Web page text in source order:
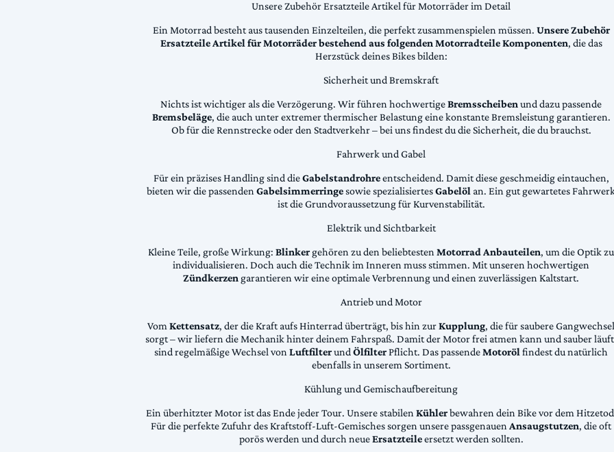
Unsere Zubehör Ersatzteile Artikel für Motorräder im Detail
Ein Motorrad besteht aus tausenden Einzelteilen, die perfekt zusammenspielen müssen. Unsere Zubehör
Ersatzteile Artikel für Motorräder bestehend aus folgenden Motorradteile Komponenten, die das
Herzstück deines Bikes bilden:
Sicherheit und Bremskraft
Nichts ist wichtiger als die Verzögerung. Wir führen hochwertigeBremsscheibenund dazu passende
Bremsbeläge, die auch unter extremer thermischer Belastung eine konstante Bremsleistung garantieren.
Ob für die Rennstrecke oder den Stadtverkehr – bei uns findest du die Sicherheit, die du brauchst.
Fahrwerk und Gabel
Für ein präzises Handling sind dieGabelstandrohreentscheidend. Damit diese geschmeidig eintauchen,
bieten wir die passendenGabelsimmerringesowie spezialisiertesGabelöl an. Ein gut gewartetes
ist die Grundvoraussetzung für Kurvenstabilität.
Elektrik und Sichtbarkeit
Kleine Teile, große Wirkung: Blinker gehören zu den beliebtestenMotorrad Anbauteilen, um die Optik zu
individualisieren. Doch auch die Technik im Inneren muss stimmen. Mit unseren hochwertigen
Zündkerzen garantieren wir eine optimale Verbrennung und einen zuverlässigen Kaltstart.
Antrieb und Motor
VomKettensatz, der die Kraft aufs Hinterrad überträgt, bis hin zurKupplung, die für saubere Gangwechsel
sorgt – wir liefern die Mechanik hinter deinem Fahrspaß. Damit der Motor frei atmen kann und sauber
sind regelmäßige Wechsel vonLuftfilterundÖlfilterPflicht. Das passendeMotorölfindest du natürlich
ebenfalls in unserem Sortiment.
Kühlung und Gemischaufbereitung
Ein überhitzter Motor ist das Ende jeder Tour. Unsere stabilenKühlerbewahren dein Bike vor dem
Für die perfekte Zufuhr des Kraftstoff-Luft-Gemisches sorgen unsere passgenauenAnsaugstutzen, die oft
porös werden und durch neueErsatzteileersetzt werden sollten.